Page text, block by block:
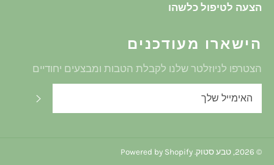
הצעה לטיפול כלשהו
הישארו מעודכנים
הצטרפו לניוזלטר שלנו לקבלת הטבות ומבצעים יחודיים
© 2026, טבע סטוק. Powered by Shopify